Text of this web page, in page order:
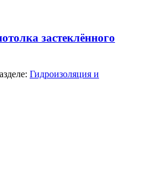
застеклённого
Гидроизоляция и